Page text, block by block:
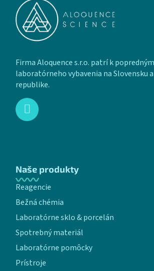
Firma Aloquence s.r.o. patrí k
laboratórneho vybavenia na Slovensku a
republike.
Naše produkty
Reagencie
Bežná chémia
Laboratórne sklo & porcelán
Spotrebný materiál
Laboratórne pomôcky
Prístroje